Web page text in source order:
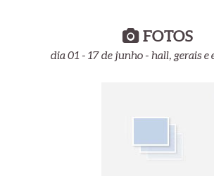
FOTOS
dia 01 - 17 de junho - hall, gerais